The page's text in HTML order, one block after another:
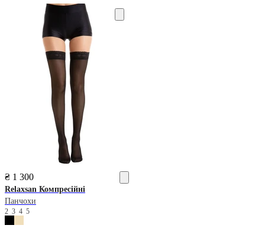
₴ 1 300
Relaxsan Компресійні
Панчохи
2 3 4 5